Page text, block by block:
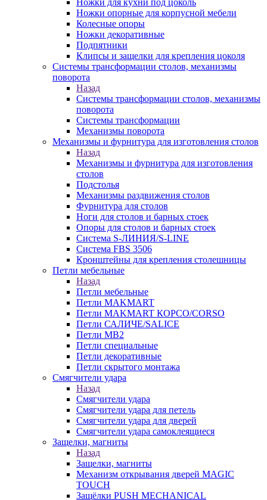
Ножки для кухни под цоколь
Ножки опорные для корпусной мебели
Колесные опоры
Ножки декоративные
Подпятники
Клипсы и защелки для крепления цоколя
Системы трансформации столов, механизмы
поворота
Назад
Системы трансформации столов, механизмы
поворота
Системы трансформации
Механизмы поворота
Механизмы и фурнитура для изготовления столов
Назад
Механизмы и фурнитура для изготовления
столов
Подстолья
Механизмы раздвижения столов
Фурнитура для столов
Ноги для столов и барных стоек
Опоры для столов и барных стоек
Система S-ЛИНИЯ/S-LINE
Система FBS 3506
Кронштейны для крепления столешницы
Петли мебельные
Назад
Петли мебельные
Петли MAKMART
Петли MAKMART КОРСО/CORSO
Петли САЛИЧЕ/SALICE
Петли MB2
Петли специальные
Петли декоративные
Петли скрытого монтажа
Смягчители удара
Назад
Смягчители удара
Смягчители удара для петель
Смягчители удара для дверей
Cмягчители удара самоклеящиеся
Защелки, магниты
Назад
Защелки, магниты
Механизм открывания дверей MAGIC
TOUCH
Защёлки PUSH MECHANICAL